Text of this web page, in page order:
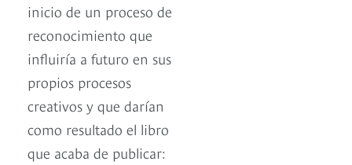
inicio de un proceso de
reconocimiento que
influiría a futuro en sus
propios procesos
creativos y que darían
como resultado el libro
que acaba de publicar: